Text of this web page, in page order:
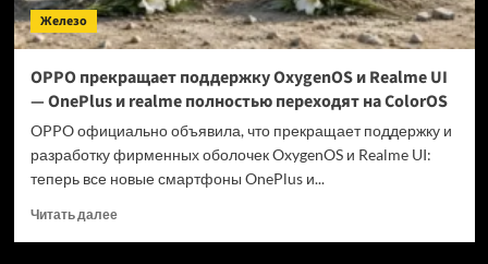
Железо
OPPO прекращает поддержку OxygenOS и Realme UI
— OnePlus и realme полностью переходят на ColorOS
OPPO официально объявила, что прекращает поддержку и
разработку фирменных оболочек OxygenOS и Realme UI:
теперь все новые смартфоны OnePlus и...
Читать далееПрочитать